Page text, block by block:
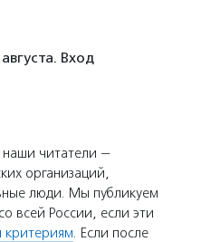
Вход
читатели —
организаций,
люди. Мы публикуем
всей России, если эти
. Если после